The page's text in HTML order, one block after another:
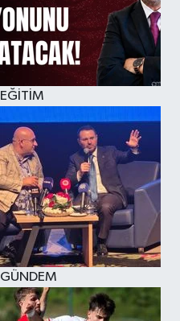
EĞİTİM
GÜNDEM
KÜLTÜR SANAT
MAGAZİN
SAĞLIK
SİYASET
SPOR
TEKNOLOJİ
VİZYONDAKİLER
YAŞAM